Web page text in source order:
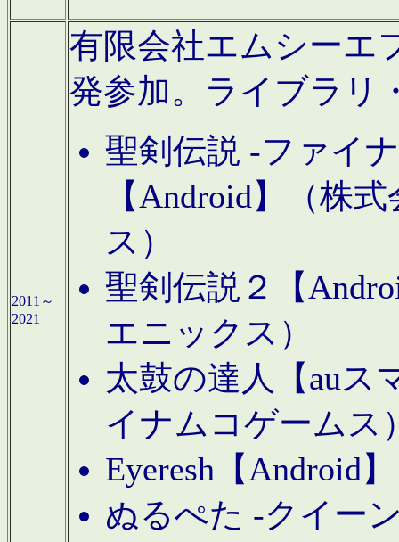
2011～
2021
有限会社エムシーエ
発参加。ライブラリ
聖剣伝説 -ファイ
【Android】（株
ス）
聖剣伝説２【
エニックス）
太鼓の達人【auス
イナムコゲームス
Eyeresh【Android
ぬるぺた -クイー